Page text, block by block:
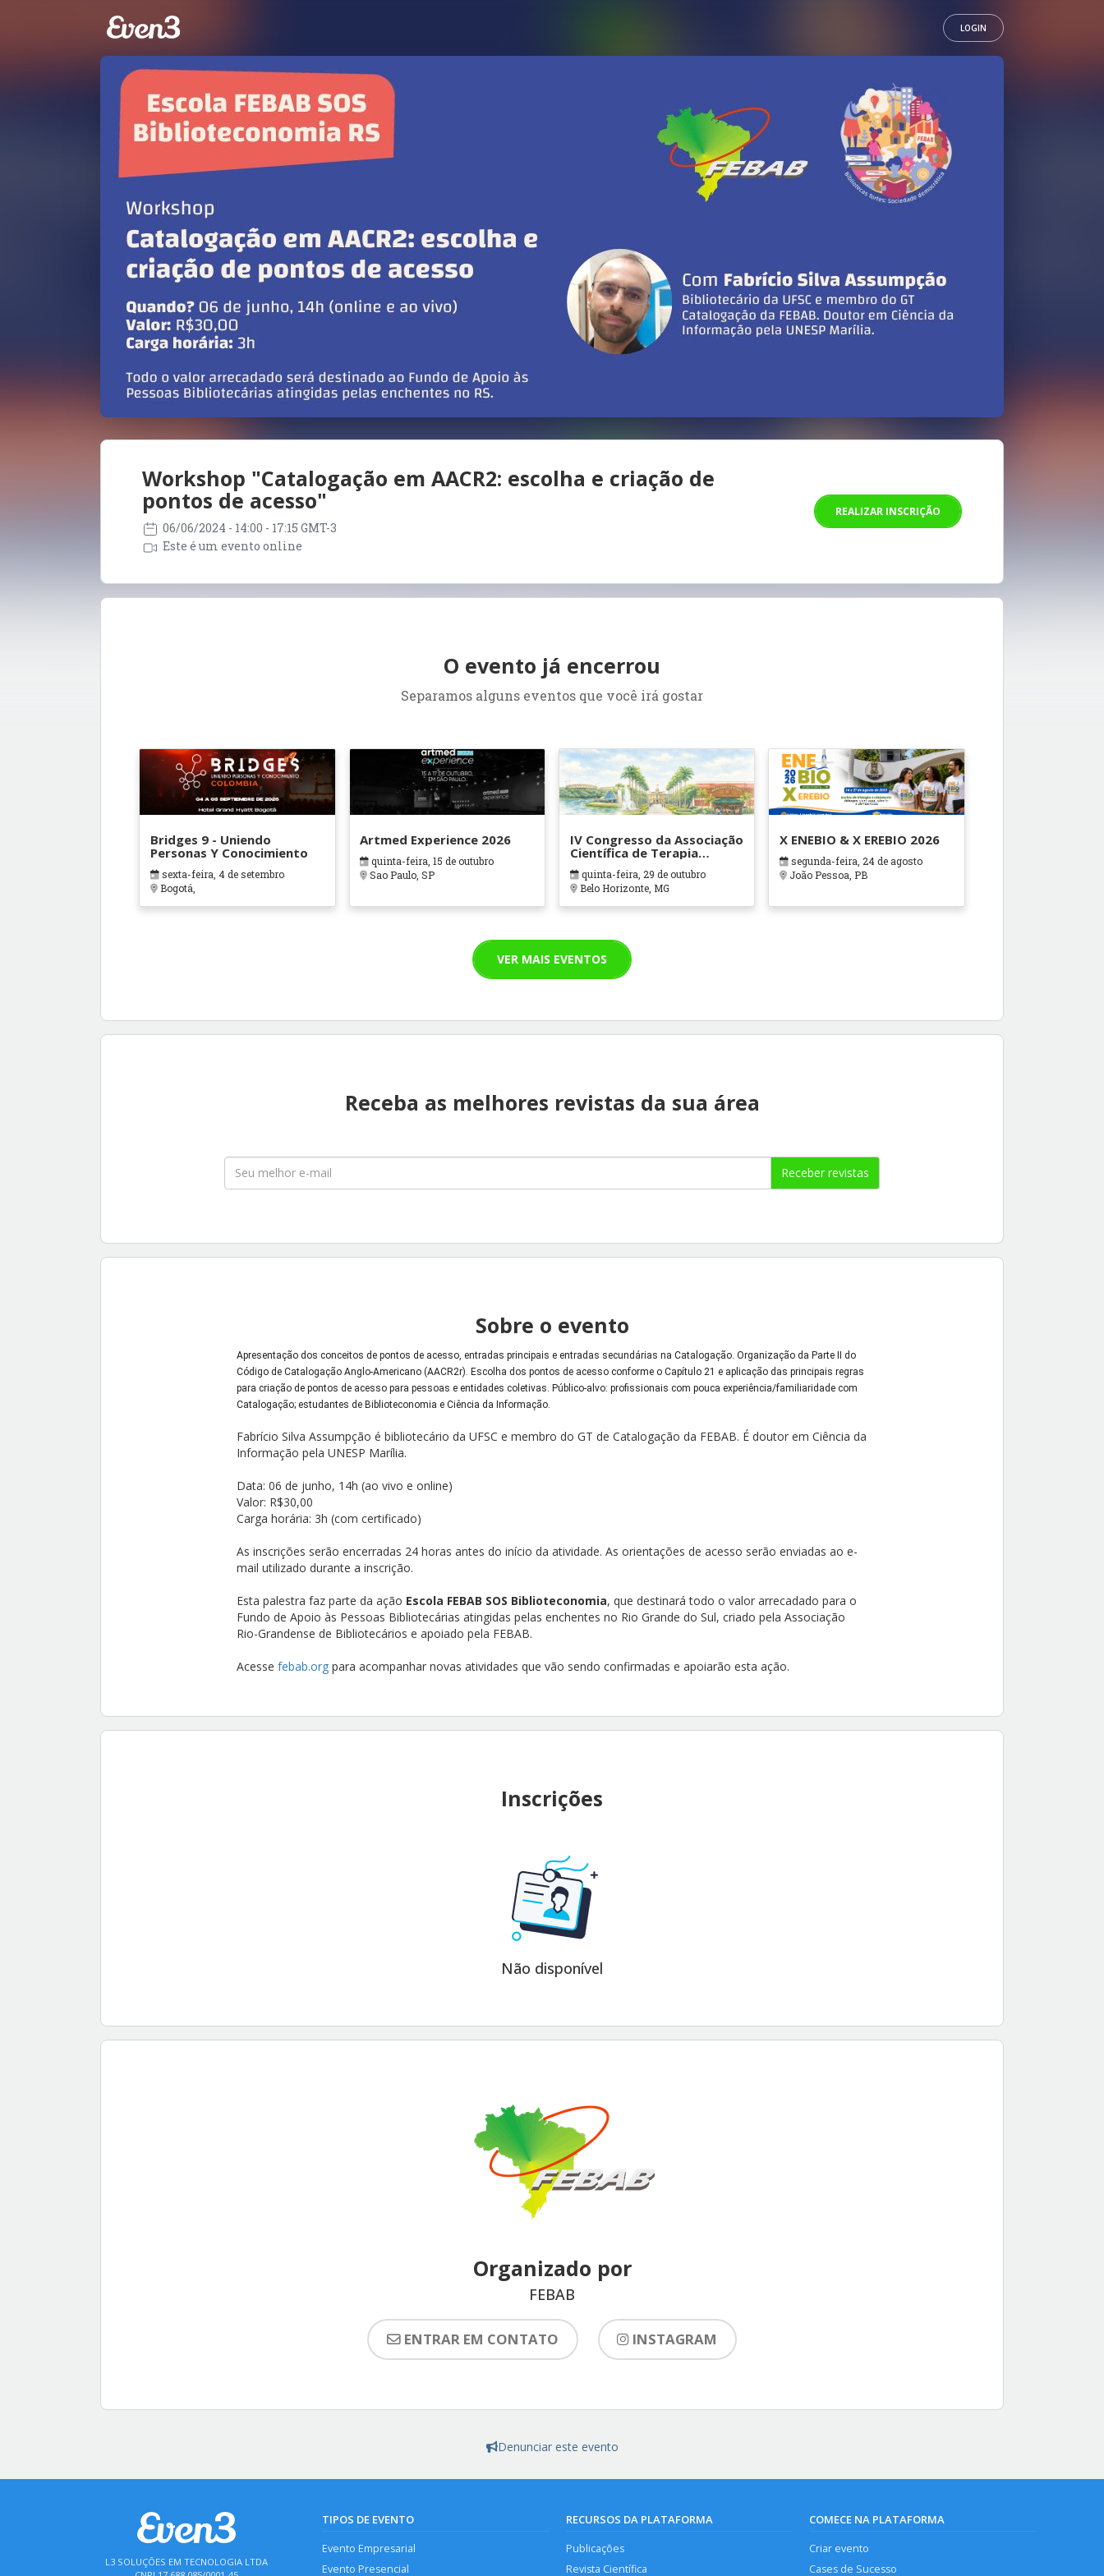
LOGIN
Workshop "Catalogação em AACR2: escolha e criação de
pontos de acesso"
06/06/2024 - 14:00 - 17:15 GMT-3
Este é um evento online
REALIZAR INSCRIÇÃO
O evento já encerrou
Separamos alguns eventos que você irá gostar
Bridges 9 - Uniendo
Personas Y Conocimiento
sexta-feira, 4 de setembro
Bogotá,
Artmed Experience 2026
quinta-feira, 15 de outubro
Sao Paulo, SP
IV Congresso da Associação
Científica de Terapia
Ocupacional em Contextos
Hospitalares e Cuidados
Paliativos - ATOHOSP
quinta-feira, 29 de outubro
Belo Horizonte, MG
X ENEBIO & X EREBIO 2026
segunda-feira, 24 de agosto
João Pessoa, PB
VER MAIS EVENTOS
Receba as melhores revistas da sua área
Receber revistas
Sobre o evento
Apresentação dos conceitos de pontos de acesso, entradas principais e entradas secundárias na Catalogação. Organização da Parte II do
Código de Catalogação Anglo-Americano (AACR2r). Escolha dos pontos de acesso conforme o Capítulo 21 e aplicação das principais regras
para criação de pontos de acesso para pessoas e entidades coletivas. Público-alvo: profissionais com pouca experiência/familiaridade com
Catalogação; estudantes de Biblioteconomia e Ciência da Informação.
Fabrício Silva Assumpção é bibliotecário da UFSC e membro do GT de Catalogação da FEBAB. É doutor em Ciência da
Informação pela UNESP Marília.
Data: 06 de junho, 14h (ao vivo e online)
Valor: R$30,00
Carga horária: 3h (com certificado)
As inscrições serão encerradas 24 horas antes do início da atividade. As orientações de acesso serão enviadas ao e-
mail utilizado durante a inscrição.
Esta palestra faz parte da ação Escola FEBAB SOS Biblioteconomia, que destinará todo o valor arrecadado para o
Fundo de Apoio às Pessoas Bibliotecárias atingidas pelas enchentes no Rio Grande do Sul, criado pela Associação
Rio-Grandense de Bibliotecários e apoiado pela FEBAB.
Acesse febab.org para acompanhar novas atividades que vão sendo confirmadas e apoiarão esta ação.
Inscrições
Não disponível
Organizado por
FEBAB
ENTRAR EM CONTATO INSTAGRAM
Denunciar este evento
L3 SOLUÇÕES EM TECNOLOGIA LTDA
TIPOS DE EVENTO
Evento Empresarial
Evento Presencial
RECURSOS DA PLATAFORMA
Publicações
Revista Científica
COMECE NA PLATAFORMA
Criar evento
Cases de Sucesso